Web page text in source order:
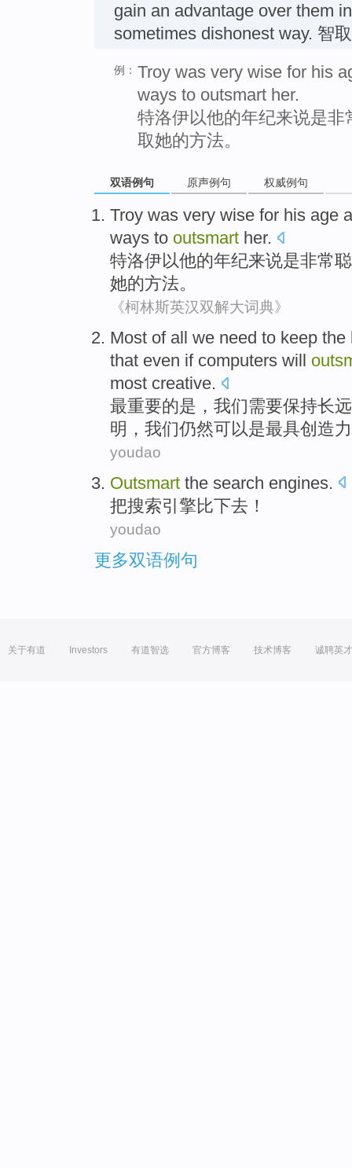
gain an advantage over them
sometimes dishonest way. 智取
例： Troy was very wise for his
ways to outsmart her.
特洛伊以他的年纪来说是
取她的方法。
双语例句 原声例句 权威例句
Troy was very wise for his age
ways to outsmart her.
特洛伊以他的年纪来说是非常
她的方法。
《柯林斯英汉双解大词典》
Most of all we need to keep the
that even if computers will
most creative.
最重要的是 ， 我们需要保持长远
明 ，我们仍然可以是最具创造力
youdao
Outsmart the search engines.
把搜索引擎比下去 ！
youdao
更多双语例句
关于有道 Investors 有道智选 官方博客 技术博客 诚聘英才